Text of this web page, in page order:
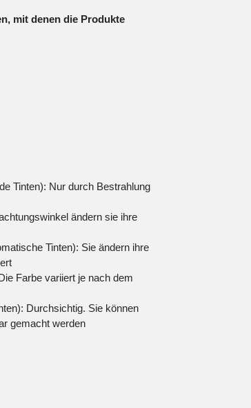
mit denen die Produkte
Tinten): Nur durch Bestrahlung
ändern sie ihre
Tinten): Sie ändern ihre
Farbe variiert je nach dem
Durchsichtig. Sie können
gemacht werden